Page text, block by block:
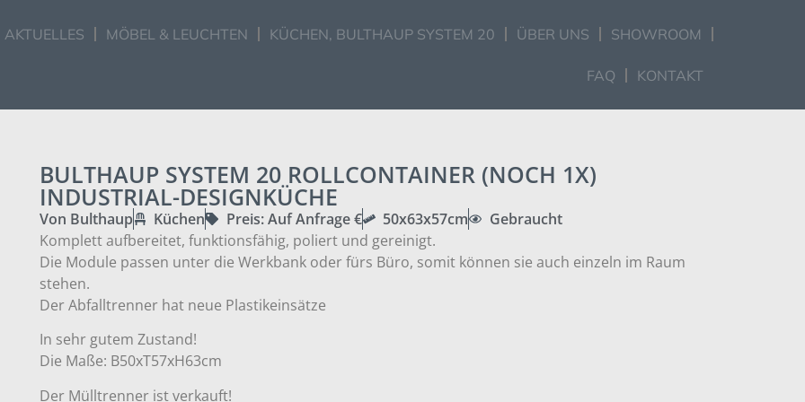
AKTUELLES MÖBEL & LEUCHTEN KÜCHEN, BULTHAUP SYSTEM 20 ÜBER UNS SHOWROOM
FAQ KONTAKT
BULTHAUP SYSTEM 20 ROLLCONTAINER (NOCH 1X)
INDUSTRIAL-DESIGNKÜCHE
Von Bulthaup Küchen Preis: Auf Anfrage € 50x63x57cm
Gebraucht
Komplett aufbereitet, funktionsfähig, poliert und gereinigt.
Die Module passen unter die Werkbank oder fürs Büro, somit können sie auch einzeln im Raum
stehen.
Der Abfalltrenner hat neue Plastikeinsätze
In sehr gutem Zustand!
Die Maße: B50xT57xH63cm
Der Mülltrenner ist verkauft!